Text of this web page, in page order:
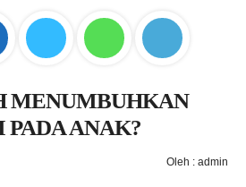
MENUMBUHKAN
PADA ANAK?
Oleh : admin